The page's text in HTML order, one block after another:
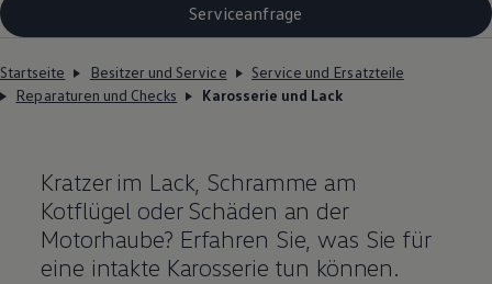
Serviceanfrage
Startseite Besitzer und Service
Service und Ersatzteile
Reparaturen und Checks
Karosserie und Lack
Kratzer im Lack, Schramme am
Kotflügel oder Schäden an der
Motorhaube? Erfahren Sie, was Sie für
eine intakte Karosserie tun können.